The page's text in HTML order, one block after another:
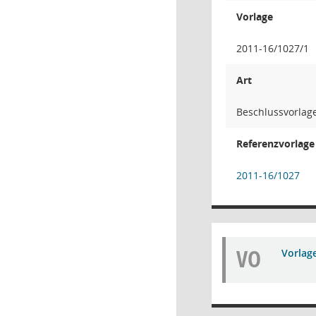
Vorlage
2011-16/1027/1
Art
Referenzvorlage
2011-16/1027
VO